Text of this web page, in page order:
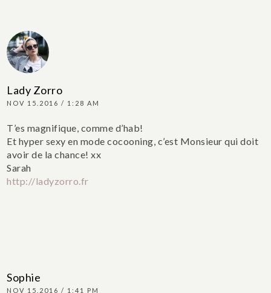
Lady Zorro
NOV 15.2016 / 1:28 AM
T’es magnifique, comme d’hab!
Et hyper sexy en mode cocooning, c’est Monsieur qui doit
avoir de la chance! xx
Sarah
http://ladyzorro.fr
Sophie
NOV 15.2016 / 1:41 PM